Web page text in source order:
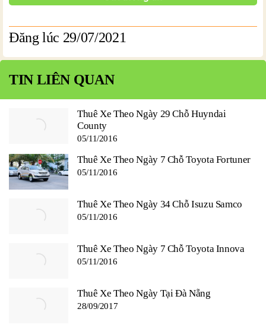
Đăng lúc 29/07/2021
TIN LIÊN QUAN
Thuê Xe Theo Ngày 29 Chỗ Huyndai
County
05/11/2016
Thuê Xe Theo Ngày 7 Chỗ Toyota Fortuner
05/11/2016
Thuê Xe Theo Ngày 34 Chỗ Isuzu Samco
05/11/2016
Thuê Xe Theo Ngày 7 Chỗ Toyota Innova
05/11/2016
Thuê Xe Theo Ngày Tại Đà Nẵng
28/09/2017